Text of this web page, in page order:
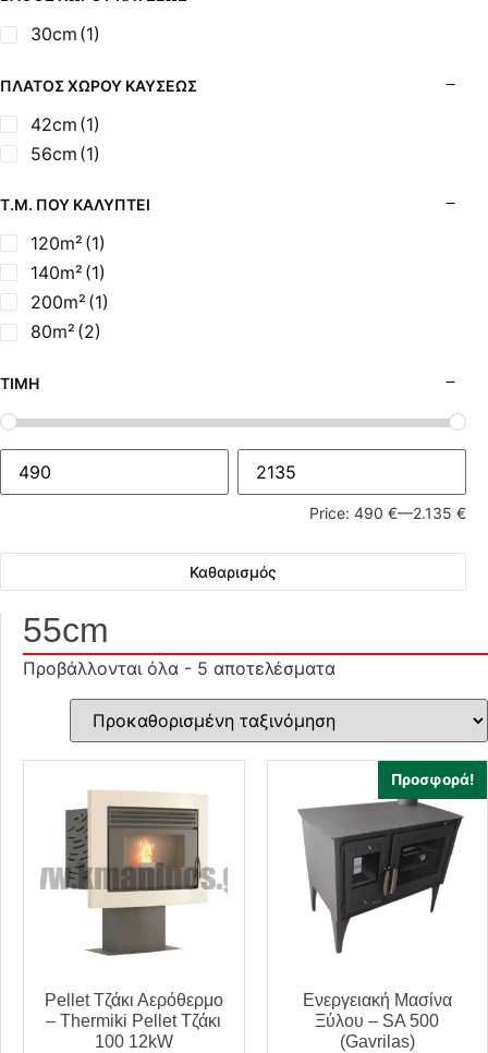
30cm (1)
ΠΛΆΤΟΣ ΧΏΡΟΥ ΚΑΎΣΕΩΣ
42cm (1)
56cm (1)
Τ.Μ. ΠΟΥ ΚΑΛΎΠΤΕΙ
120m² (1)
140m² (1)
200m² (1)
80m² (2)
ΤΙΜΉ
Price: 490 €—2.135 €
Καθαρισμός
55cm
Προβάλλονται όλα - 5 αποτελέσματα
Pellet Τζάκι Αερόθερμο
– Thermiki Pellet Τζάκι
100 12kW
Προσφορά!
Ενεργειακή Μασίνα
Ξύλου – SA 500
(Gavrilas)